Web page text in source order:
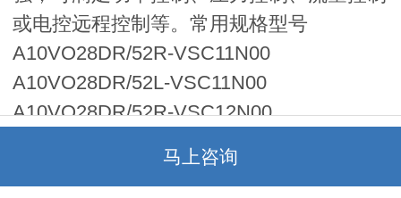
或电控远程控制等。常用规格型号
A10VO28DR/52R-VSC11N00
A10VO28DR/52L-VSC11N00
A10VO28DR/52R-VSC12N00
A10VO28DR/52R-VSC11K01
马上咨询